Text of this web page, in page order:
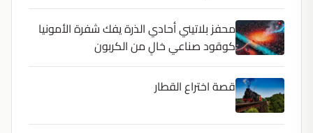
محفز بلاتيني أحادي الذرة يفك شفرة الأمونيا
كوقود صناعي خالٍ من الكربون
قصة اختراع القطار